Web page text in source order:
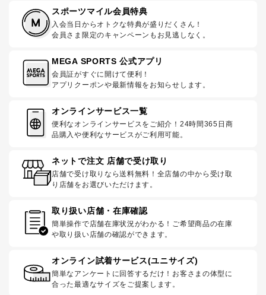
スポーツマイル会員特典
入会当日からオトクな特典が盛りだくさん！
会員さま限定のキャンペーンもお見逃しなく。
MEGA SPORTS 公式アプリ
会員証がすぐに開けて便利！
アプリクーポンや最新情報をお知らせします。
オンラインサービス一覧
便利なオンラインサービスをご紹介！24時間365日商
品購入や便利なサービスがご利用可能。
ネットで注文 店舗で受け取り
店舗で受け取りなら送料無料！全店舗の中から受け取
り店舗をお選びいただけます。
取り扱い店舗・在庫確認
簡単操作で店舗在庫状況がわかる！ご希望商品の在庫
や取り扱い店舗の確認ができます。
オンライン試着サービス(ユニサイズ)
簡単なアンケートに回答するだけ！お客さまの体型に
合った最適なサイズをご提案します。